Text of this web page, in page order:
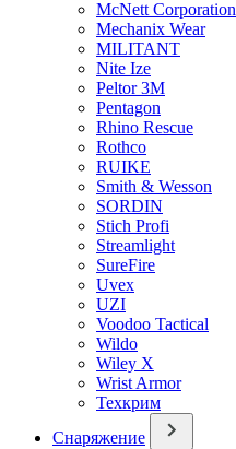
McNett Corporation
Mechanix Wear
MILITANT
Nite Ize
Peltor 3M
Pentagon
Rhino Rescue
Rothco
RUIKE
Smith & Wesson
SORDIN
Stich Profi
Streamlight
SureFire
Uvex
UZI
Voodoo Tactical
Wildo
Wiley X
Wrist Armor
Техкрим
Снаряжение